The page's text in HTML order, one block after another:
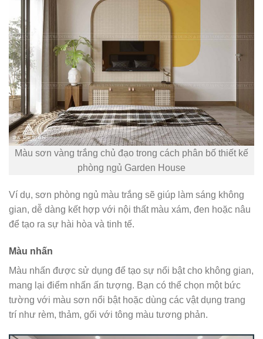
Màu sơn vàng trắng chủ đạo trong cách phân bố thiết kế
phòng ngủ Garden House
Ví dụ, sơn phòng ngủ màu trắng sẽ giúp làm sáng không
gian, dễ dàng kết hợp với nội thất màu xám, đen hoặc nâu
để tạo ra sự hài hòa và tinh tế.
Màu nhấn
Màu nhấn được sử dụng để tạo sự nổi bật cho không gian,
mang lại điểm nhấn ấn tượng. Bạn có thể chọn một bức
tường với màu sơn nổi bật hoặc dùng các vật dụng trang
trí như rèm, thảm, gối với tông màu tương phản.